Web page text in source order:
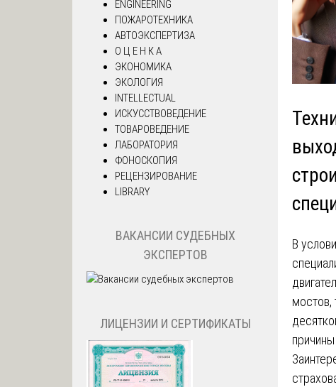
В
мостов,
ENGINEERING
ПОЖАРОТЕХНИКА
АВТОЭКСПЕРТИЗА
О Ц Е Н К А
ЭКОНОМИКА
ЭКОЛОГИЯ
INTELLECTUAL
ИСКУССТВОВЕДЕНИЕ
ТОВАРОВЕДЕНИЕ
ЛАБОРАТОРИЯ
ФОНОСКОПИЯ
РЕЦЕНЗИРОВАНИЕ
LIBRARY
ВАКАНСИИ СУДЕБНЫХ
ЭКСПЕРТОВ
ЛИЦЕНЗИИ И СЕРТИФИКАТЫ